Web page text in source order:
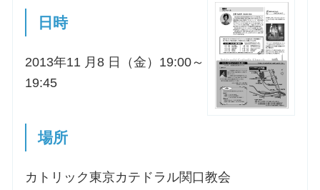
日時
2013年11 月8 日（金）19:00～
19:45
場所
カトリック東京カテドラル関口教会